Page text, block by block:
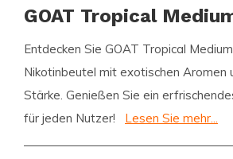
GOAT Tropical
Entdecken Sie GOAT Tropical
Nikotinbeutel mit exotischen Aromen
Stärke. Genießen Sie ein
für jeden Nutzer!
Lesen Sie mehr...